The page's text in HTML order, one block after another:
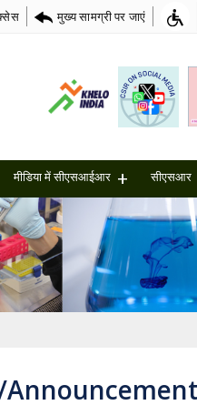
मुख्य सामग्री पर जाएं
मीडिया में सीएसआईआर सीएसआर